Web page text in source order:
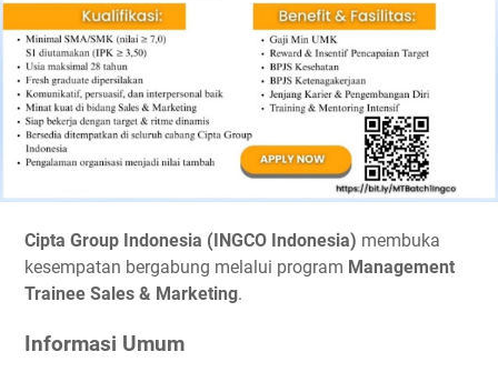
Cipta Group Indonesia (INGCO Indonesia) membuka
kesempatan bergabung melalui program Management
Trainee Sales & Marketing.
Informasi Umum